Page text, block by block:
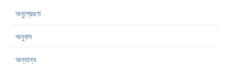
অনুপ্রেরণা
অনুবাদ
অন্যান্য